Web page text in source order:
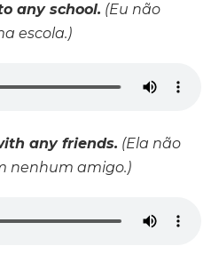
any school. (Eu não
escola.)
any friends. (Ela não
nenhum amigo.)